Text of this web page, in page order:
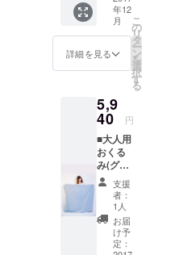
支援した上
で、ご不明
な点がござ
いました
載の上、下
記連絡先に
お問い合わ
せください
ませ。
village-
vanguard@c
amp-fire.jp
どうぞよろ
6480円
（税
込）を
予定し
ている
す！
年12
月
詳細を見る
こ
の
リ
タ
ー
ン
を
選
択
す
る
5,9
40 円
■大人用
おくる
み(グ
レー) 一
般販売
価格は
6480円
（税
込）を
支援
者：
1人
お届
け予
定：